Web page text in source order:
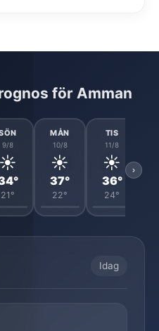
för Amman
9/8
☀️
21°
MÅN
10/8
☀️
37°
22°
TIS
11/8
☀️
36°
24°
›
Idag